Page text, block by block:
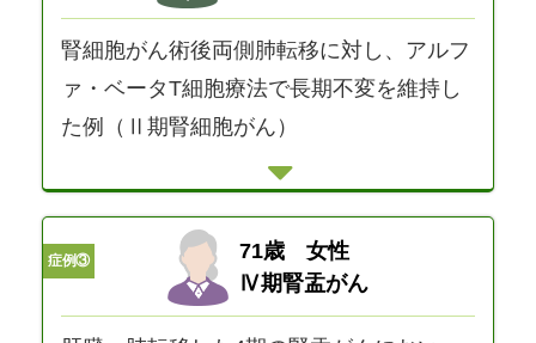
腎細胞がん術後両側肺転移に対し、アルフ
ァ・ベータT細胞療法で長期不変を維持し
た例（Ⅱ期腎細胞がん）
症例③
71歳 女性
Ⅳ期腎盂がん